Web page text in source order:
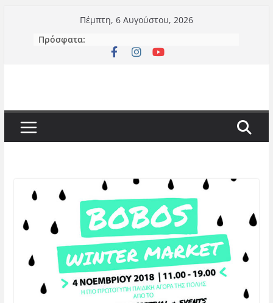
περιεχόμενο
Πέμπτη, 6 Αυγούστου, 2026
Πρόσφατα: